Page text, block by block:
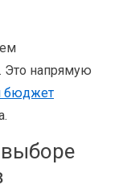
Это напрямую
бюджет